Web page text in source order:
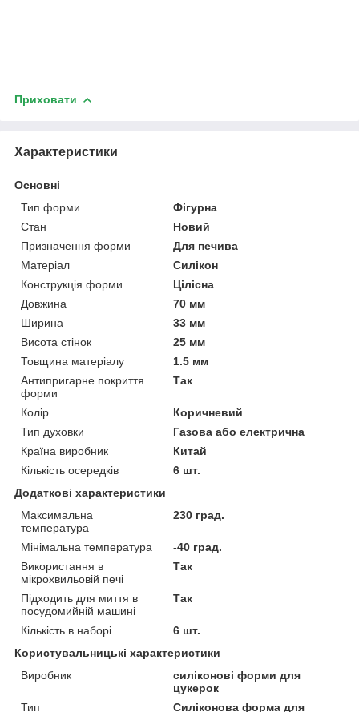
Приховати
Характеристики
Основні
Тип форми
Фігурна
Стан
Новий
Призначення форми
Для печива
Матеріал
Силікон
Конструкція форми
Цілісна
Довжина
70 мм
Ширина
33 мм
Висота стінок
25 мм
Товщина матеріалу
1.5 мм
Антипригарне покриття
форми
Так
Колір
Коричневий
Тип духовки
Газова або електрична
Країна виробник
Китай
Кількість осередків
6 шт.
Додаткові характеристики
Максимальна
температура
230 град.
Мінімальна температура
-40 град.
Використання в
мікрохвильовій печі
Так
Підходить для миття в
посудомийній машині
Так
Кількість в наборі
6 шт.
Користувальницькі характеристики
Виробник
силіконові форми для
цукерок
Тип
Силіконова форма для